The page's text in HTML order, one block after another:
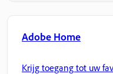
Adobe Home
Krijg toegang tot uw